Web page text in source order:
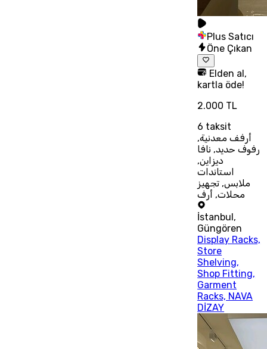
Plus Satıcı
Öne Çıkan
Elden al,
kartla öde!
2.000 TL
6 taksit
أرفف معدنية,
رفوف حديد, نافا
ديزاين,
استاندات
ملابس, تجهيز
محلات, أرف
İstanbul ,
Güngören
Display Racks,
Store
Shelving,
Shop Fitting,
Garment
Racks, NAVA
DİZAY